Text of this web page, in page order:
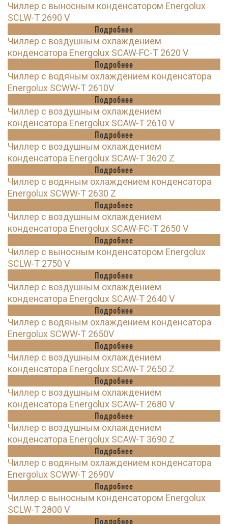
Чиллер с выносным конденсатором Energolux
SCLW-T 2690 V
Подробнее
Чиллер с воздушным охлаждением
конденсатора Energolux SCAW-FC-T 2620 V
Подробнее
Чиллер с водяным охлаждением конденсатора
Energolux SCWW-T 2610V
Подробнее
Чиллер с воздушным охлаждением
конденсатора Energolux SCAW-T 2610 V
Подробнее
Чиллер с воздушным охлаждением
конденсатора Energolux SCAW-T 3620 Z
Подробнее
Чиллер с водяным охлаждением конденсатора
Energolux SCWW-T 2630 Z
Подробнее
Чиллер с воздушным охлаждением
конденсатора Energolux SCAW-FC-T 2650 V
Подробнее
Чиллер с выносным конденсатором Energolux
SCLW-T 2750 V
Подробнее
Чиллер с воздушным охлаждением
конденсатора Energolux SCAW-T 2640 V
Подробнее
Чиллер с водяным охлаждением конденсатора
Energolux SCWW-T 2650V
Подробнее
Чиллер с воздушным охлаждением
конденсатора Energolux SCAW-T 2650 Z
Подробнее
Чиллер с воздушным охлаждением
конденсатора Energolux SCAW-T 2680 V
Подробнее
Чиллер с воздушным охлаждением
конденсатора Energolux SCAW-T 3690 Z
Подробнее
Чиллер с водяным охлаждением конденсатора
Energolux SCWW-T 2690V
Подробнее
Чиллер с выносным конденсатором Energolux
SCLW-T 2800 V
Подробнее